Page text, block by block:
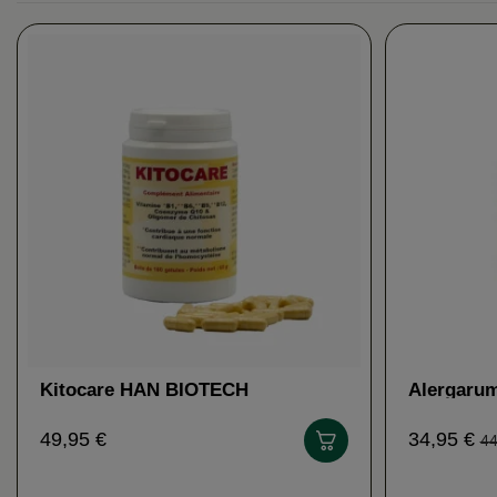
Kitocare HAN BIOTECH
49,95 € 34,95 €